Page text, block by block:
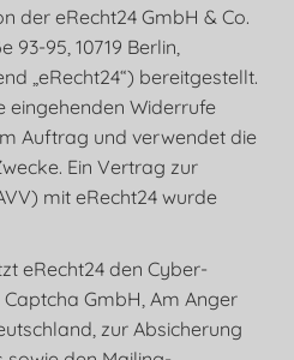
der eRecht24 GmbH & Co.
93-95, 10719 Berlin,
„eRecht24“) bereitgestellt.
eingehenden Widerrufe
Auftrag und verwendet die
Ein Vertrag zur
mit eRecht24 wurde
eRecht24 den Cyber-
GmbH, Am Anger
zur Absicherung